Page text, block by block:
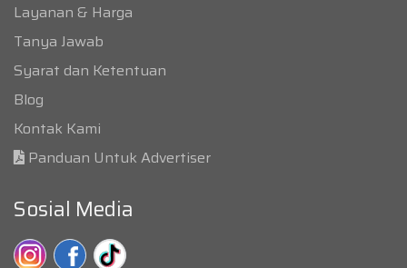
Layanan & Harga
Tanya Jawab
Syarat dan Ketentuan
Blog
Kontak Kami
Panduan Untuk Advertiser
Sosial Media